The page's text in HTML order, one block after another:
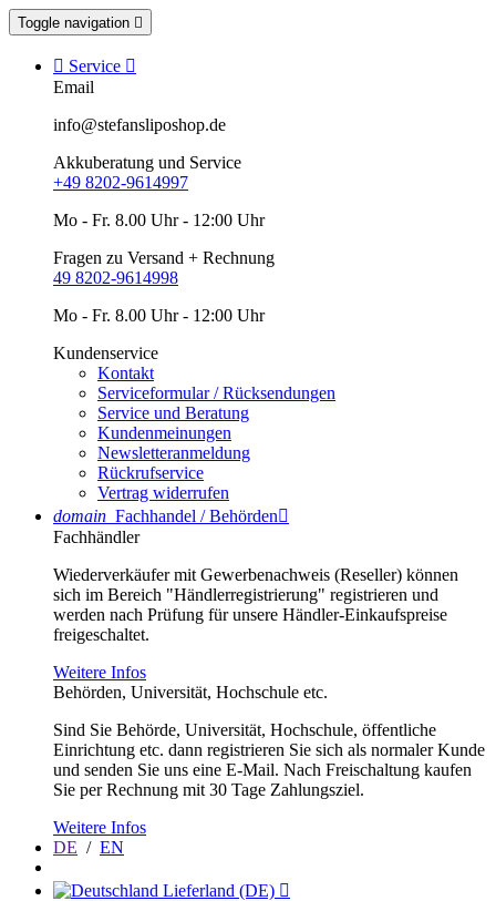
Toggle navigation 
 Service 
Email
info@stefansliposhop.de
Akkuberatung und Service
+49 8202-9614997
Mo - Fr. 8.00 Uhr - 12:00 Uhr
Fragen zu Versand + Rechnung
49 8202-9614998
Mo - Fr. 8.00 Uhr - 12:00 Uhr
Kundenservice
Kontakt
Serviceformular / Rücksendungen
Service und Beratung
Kundenmeinungen
Newsletteranmeldung
Rückrufservice
Vertrag widerrufen
domain Fachhandel / Behörden
Fachhändler
Wiederverkäufer mit Gewerbenachweis (Reseller) können
sich im Bereich "Händlerregistrierung" registrieren und
werden nach Prüfung für unsere Händler-Einkaufspreise
freigeschaltet.
Weitere Infos
Behörden, Universität, Hochschule etc.
Sind Sie Behörde, Universität, Hochschule, öffentliche
Einrichtung etc. dann registrieren Sie sich als normaler Kunde
und senden Sie uns eine E-Mail. Nach Freischaltung kaufen
Sie per Rechnung mit 30 Tage Zahlungsziel.
Weitere Infos
DE / EN
Lieferland (DE) 